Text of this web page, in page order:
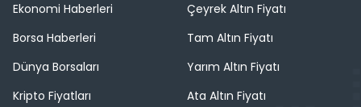
Ekonomi Haberleri
Borsa Haberleri
Dünya Borsaları
Kripto Fiyatları
Çeyrek Altın Fiyatı
Tam Altın Fiyatı
Yarım Altın Fiyatı
Ata Altın Fiyatı